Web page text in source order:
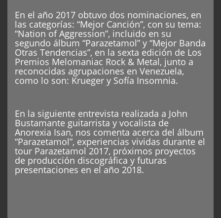
En el año 2017 obtuvo dos nominaciones, en
las categorías: “Mejor Canción”, con su tema:
“Nation of Aggression”, incluido en su
segundo álbum “Parazetamol” y “Mejor Banda
Otras Tendencias”, en la sexta edición de Los
Premios Melomaniac Rock & Metal, junto a
reconocidas agrupaciones en Venezuela,
como lo son: Krueger y Sofía Insomnia.
En la siguiente entrevista realizada a John
Bustamante guitarrista y vocalista de
Anorexia Isan, nos comenta acerca del álbum
“Parazetamol”, experiencias vividas durante el
tour Parazetamol 2017, próximos proyectos
de producción discográfica y futuras
presentaciones en el año 2018.